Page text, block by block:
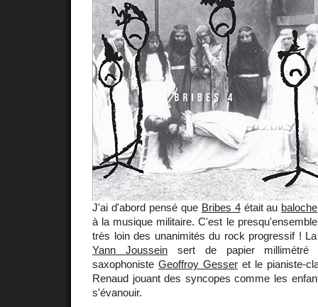
J'ai d'abord pensé que Bribes 4était au baloche
à la musique militaire. C'est le
très loin des unanimités du rock progressif !
Yann Jousseinsert de papier millimétré
saxophoniste Geoffroy Gesser et le pianiste-
Renaud jouant des syncopes comme les
s'évanouir.